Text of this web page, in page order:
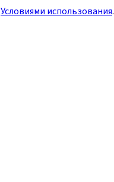
Условиями использования.